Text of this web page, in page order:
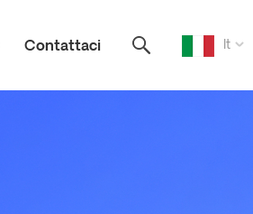
It
Contattaci